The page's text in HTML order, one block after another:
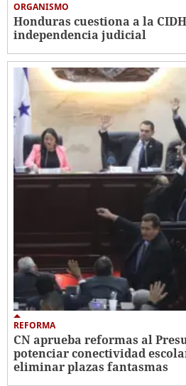
ORGANISMO
Honduras cuestiona a la
independencia judicial
REFORMA
CN aprueba reformas al
potenciar conectividad
eliminar plazas fantasmas